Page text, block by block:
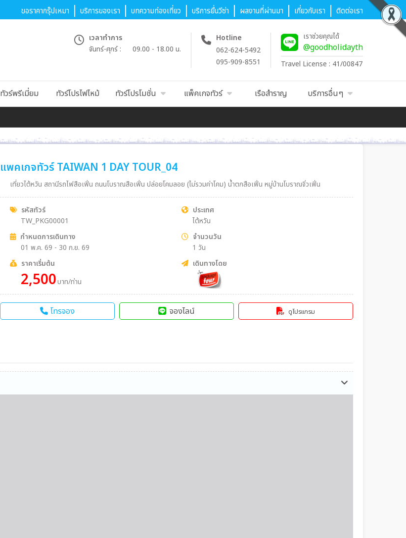
ขอราคากรุ๊ปเหมา บริการของเรา บทความท่องเที่ยว บริการยื่นวีซ่า ผลงานที่ผ่านมา เกี่ยวกับเรา ติดต่อเรา
เวลาทำการ
จันทร์-ศุกร์ :
09.00 - 18.00 น.
Hotline
062-624-5492
095-909-8551
เราช่วยคุณได้
@goodholidayth
Travel License : 41/00847
ทัวร์พรีเมี่ยม ทัวร์โปรไฟไหม้ ทัวร์โปรโมชั่น แพ็คเกจทัวร์ เรือสำราญ บริการอื่นๆ
แพคเกจทัวร์ TAIWAN 1 DAY TOUR_04
เที่ยวไต้หวัน สถานีรถไฟสือเฟิ่น ถนนโบราณสือเฟิ่น ปล่อยโคมลอย (ไม่รวมค่าโคม) น้ำตกสือเฟิ่น หมู่บ้านโบราณจิ่วเฟิ่น
รหัสทัวร์
TW_PKG00001
ประเทศ
ไต้หวัน
กำหนดการเดินทาง
01 พ.ค. 69 - 30 ก.ย. 69
จำนวนวัน
1 วัน
ราคาเริ่มต้น
2,500บาท/ท่าน
เดินทางโดย
โทรจอง จองไลน์ ดูโปรแกรม